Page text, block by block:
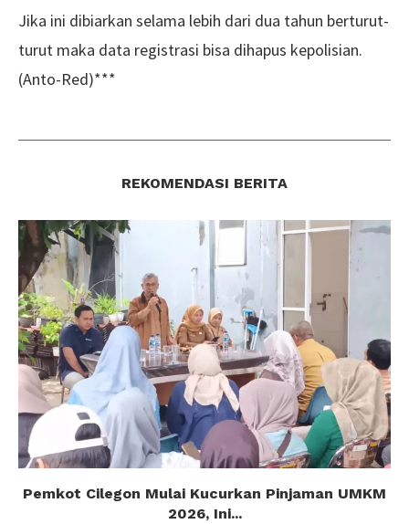
Jika ini dibiarkan selama lebih dari dua tahun berturut-
turut maka data registrasi bisa dihapus kepolisian.
(Anto-Red)***
REKOMENDASI BERITA
Pemkot Cilegon Mulai Kucurkan Pinjaman UMKM
2026, Ini...